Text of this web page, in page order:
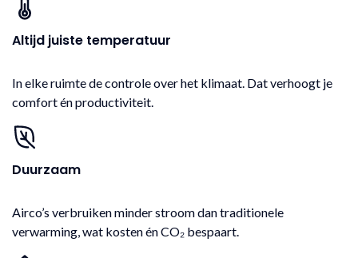
Altijd juiste temperatuur
In elke ruimte de controle over het klimaat. Dat verhoogt je
comfort én productiviteit.
Duurzaam
Airco’s verbruiken minder stroom dan traditionele
verwarming, wat kosten én CO₂ bespaart.